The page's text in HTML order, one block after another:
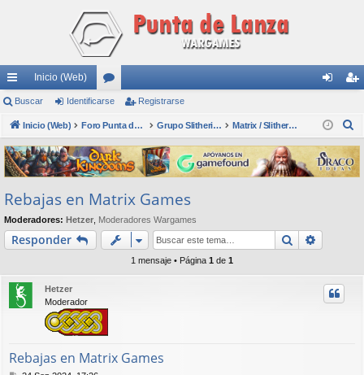
nl
ac
es
rá
pi
do
s
Inicio (Web)
or
os nti
fic
ar
ist
ra
rs
Buscar Identificarse Registrarse
Inicio (Web) Foro Punta de Lanza Wargames Grupo Slitherine Matrix / Slitherine
s
c
Rebajas en Matrix Games
Moderadores: Hetzer Moderadores Wargames
Responder Buscar
1 mensaje • Página 1 de 1
Hetzer
Moderador
Rebajas en Matrix Games